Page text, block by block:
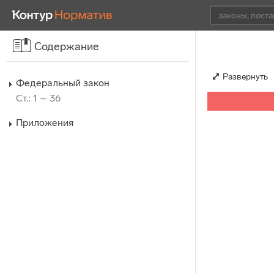
Содержание
Федеральный закон
Ст.: 1 – 36
Приложения
Развернуть